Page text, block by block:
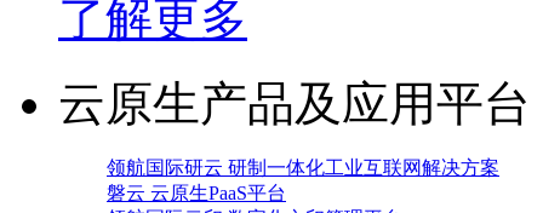
了解更多
云原生产品及应用平台
领航国际研云 研制一体化工业互联网解决方案
磐云 云原生PaaS平台